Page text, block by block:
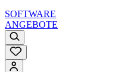
SOFTWARE
ANGEBOTE